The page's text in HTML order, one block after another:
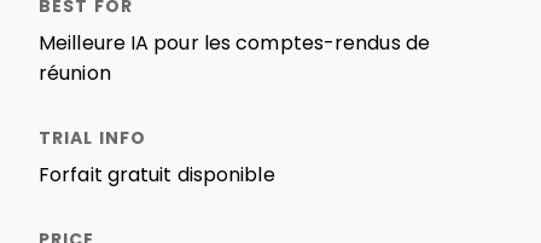
Meilleure IA pour les comptes-rendus de
réunion
Forfait gratuit disponible